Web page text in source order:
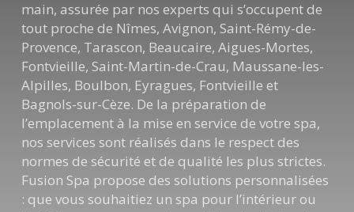
main, assurée par nos experts qui s’occupent de
tout proche de Nîmes, Avignon, Saint-Rémy-de-
Provence, Tarascon, Beaucaire, Aigues-Mortes,
Fontvieille, Saint-Martin-de-Crau, Maussane-les-
Alpilles, Boulbon, Eyragues, Fontvieille et
Bagnols-sur-Cèze. De la préparation de
l’emplacement à la mise en service de votre spa,
nos services sont réalisés dans le respect des
normes de sécurité et de qualité les plus strictes.
Fusion Spa propose des solutions personnalisées
: que vous souhaitiez un spa pour l’intérieur ou